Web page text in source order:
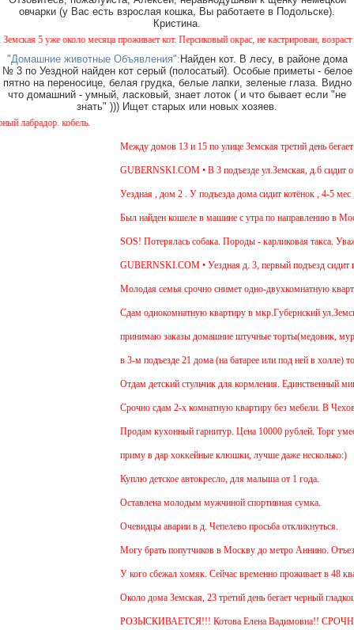
овчарки (у Вас есть взрослая кошка, Вы работаете в Подольске).
Кристина.
уже около месяца проживает кот. Персиковый окрас, не кастрирован, возраст
"Домашние животные Объявления": Найден кот. В лесу, в районе дома
№ 3 по Уездной найден кот серый (полосатый). Особые приметы - белое
пятно на переносице, белая грудка, белые лапки, зеленые глаза. Видно
что домашний - умный, ласковый, знает лоток ( и что бывает если "не
знать" ))) Ищет старых или новых хозяев.
кобель.
Между домов 13 и 15 по улице Земская третий день бегает
GUBERNSKI.COM • В 3 подъезде ул.Земская, д.6 сидит
Уездная , дом 2 . У подъезда дома сидит котёнок , 4-5 мес ,
Был найден кошеле в машине с утра по направлению в
SOS! Потерялась собака. Породы - карликовая такса.
GUBERNSKI.COM • Уездная д. 3, первый подъезд
Молодая семья срочно снимет одно-двухкомнатную
Cдам однокомнатную квартиру в мкр.Губернский
принимаю заказы домашние штучные торты(медовик,
в 3-м подъезде 21 дома (на батарее или под ней в холле)
Отдам детский стульчик для кормления. Единственный
Срочно сдам 2-х комнатную квартиру без мебели. В Чехове
Продам кухонный гарнитур. Цена 10000 рублей. Торг уместен.
приму в дар хоккейные клюшки, лучше даже несколько:)
Куплю детское автокресло, для малыша от 1 года.
Оставлена молодым мужчиной спортивная сумка.
Очевидцы аварии в д. Чепелево просьба откликнуться.
Могу брать попутчиков в Москву до метро Аннино. Отъезд
У кого сбежал хомяк. Сейчас временно проживает в 48
Около дома Земская, 23 третий день бегает черный
РОЗЫСКИВАЕТСЯ!!! Котова Елена Вадимовна!!